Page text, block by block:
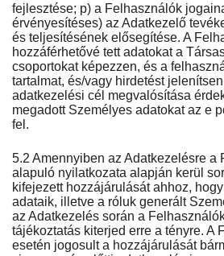
fejlesztése; p) a Felhasználók
érvényesítéses) az Adatkezelő
és teljesítésének elősegítése. A
hozzáférhetővé tett adatokat a
csoportokat képezzen, és a
tartalmat, és/vagy hirdetést
adatkezelési cél megvalósítása
megadott Személyes adatokat az e
fel.
5.2 Amennyiben az Adatkezelésre
alapuló nyilatkozata alapján kerül
kifejezett hozzájárulását ahhoz,
adataik, illetve a róluk generált
az Adatkezelés során a
tájékoztatás kiterjed erre a tényre.
esetén jogosult a hozzájárulását